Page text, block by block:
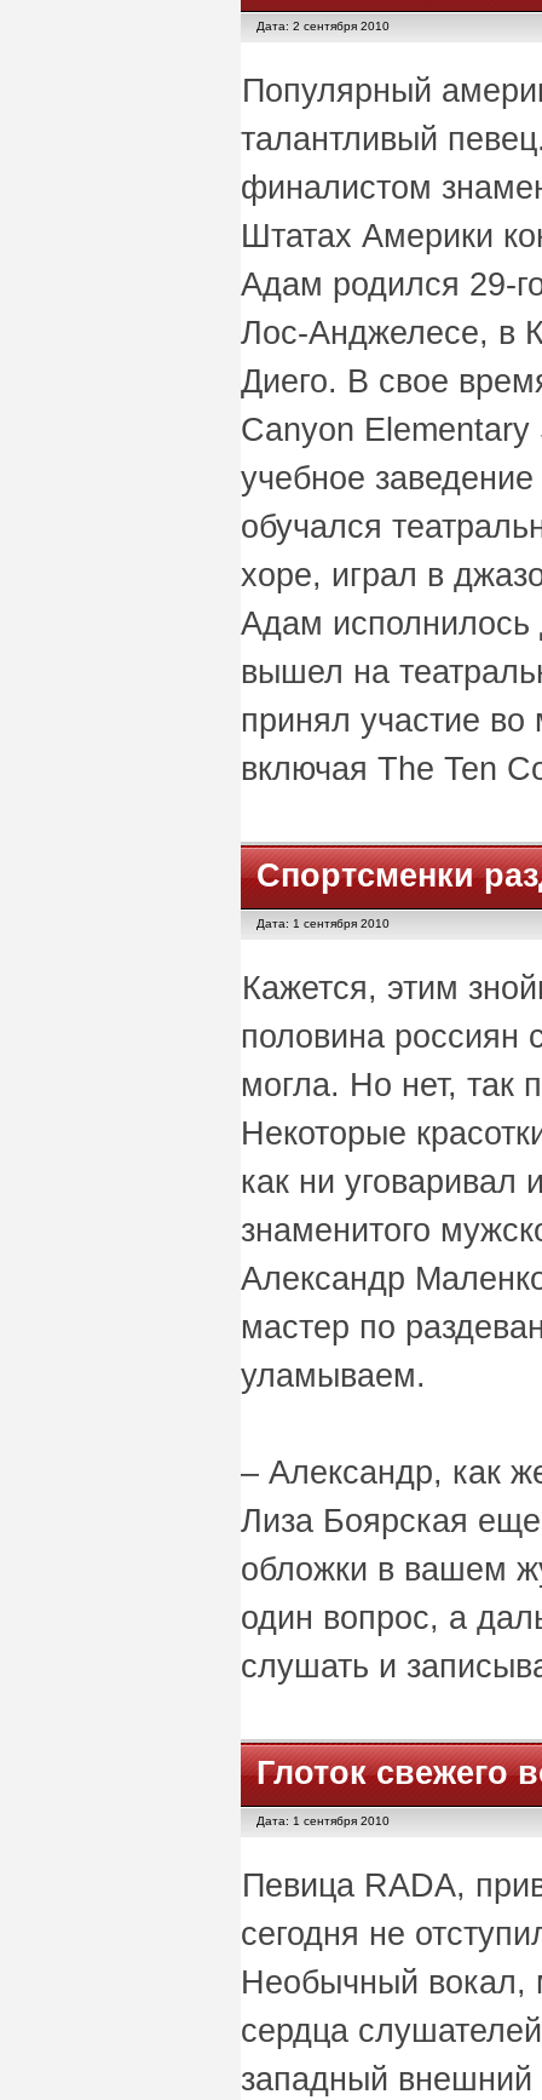
Дата: 2 сентября 2010
Популярный
талантливый
финалистом
Штатах Америки
Адам родился 29-
Лос-Анджелесе, в
Диего. В свое
Canyon
учебное
обучался
хоре, играл в
Адам исполнилось
вышел на
принял участие во
включая The Ten
Спортсменки
Дата: 1 сентября 2010
Кажется, этим
половина россиян
могла. Но нет, так
Некоторые
как ни уговаривал
знаменитого
Александр
мастер по
уламываем.
– Александр, как
Лиза Боярская
обложки в вашем
один вопрос, а
слушать и
Глоток свежего
Дата: 1 сентября 2010
Певица RADA,
сегодня не
Необычный вокал,
сердца
западный внешний